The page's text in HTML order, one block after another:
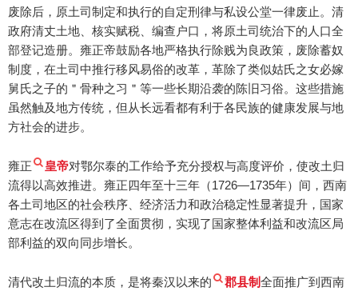
废除后，原土司制定和执行的自定刑律与私设公堂一律废止。清
政府清丈土地、核实赋税、编查户口，将原土司统治下的人口全
部登记造册。雍正帝鼓励各地严格执行除贱为良政策，废除蓄奴
制度，在土司中推行移风易俗的改革，革除了类似姑氏之女必嫁
舅氏之子的＂骨种之习＂等一些长期沿袭的陈旧习俗。这些措施
虽然触及地方传统，但从长远看都有利于各民族的健康发展与地
方社会的进步。
雍正 皇帝对鄂尔泰的工作给予充分授权与高度评价，使改土归
流得以高效推进。雍正四年至十三年（1726—1735年）间，西南
各土司地区的社会秩序、经济活力和政治稳定性显著提升，国家
意志在改流区得到了全面贯彻，实现了国家整体利益和改流区局
部利益的双向同步增长。
清代改土归流的本质，是将秦汉以来的 郡县制全面推广到西南